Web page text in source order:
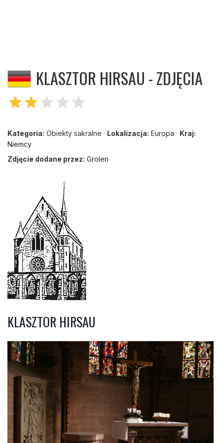
KLASZTOR HIRSAU - ZDJĘCIA
starstar star star star
Kategoria: Obiekty sakralne · Lokalizacja: Europa · Kraj:
Niemcy
Zdjęcie dodane przez: Grolen
KLASZTOR HIRSAU